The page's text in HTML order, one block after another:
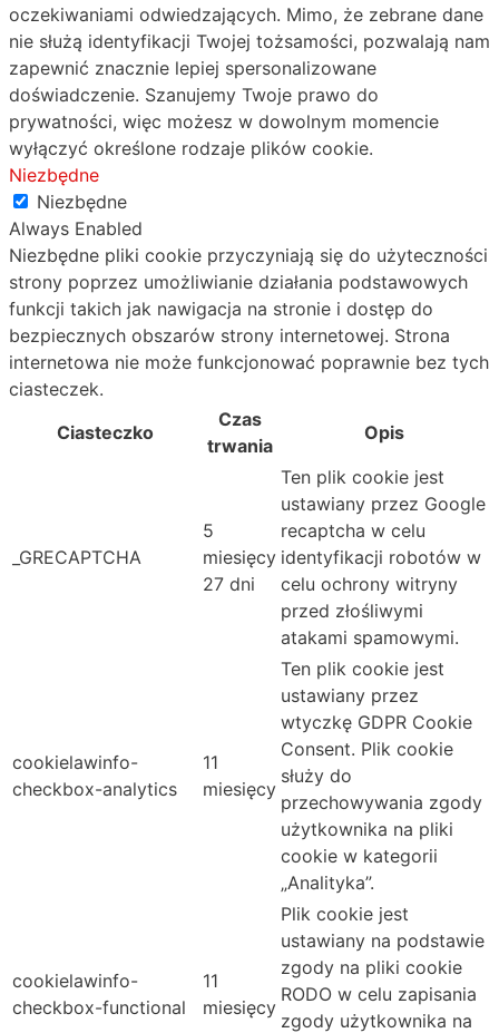
oczekiwaniami odwiedzających. Mimo, że zebrane dane
nie służą identyfikacji Twojej tożsamości, pozwalają nam
zapewnić znacznie lepiej spersonalizowane
doświadczenie. Szanujemy Twoje prawo do
prywatności, więc możesz w dowolnym momencie
wyłączyć określone rodzaje plików cookie.
Niezbędne
Niezbędne
Always Enabled
Niezbędne pliki cookie przyczyniają się do użyteczności
strony poprzez umożliwianie działania podstawowych
funkcji takich jak nawigacja na stronie i dostęp do
bezpiecznych obszarów strony internetowej. Strona
internetowa nie może funkcjonować poprawnie bez tych
ciasteczek.
Ciasteczko
Czas
trwania
Opis
_GRECAPTCHA
5
miesięcy
27 dni
Ten plik cookie jest
ustawiany przez Google
recaptcha w celu
identyfikacji robotów w
celu ochrony witryny
przed złośliwymi
atakami spamowymi.
cookielawinfo-
checkbox-analytics
11
miesięcy
Ten plik cookie jest
ustawiany przez
wtyczkę GDPR Cookie
Consent. Plik cookie
służy do
przechowywania zgody
użytkownika na pliki
cookie w kategorii
„Analityka”.
cookielawinfo-
checkbox-functional
11
miesięcy
Plik cookie jest
ustawiany na podstawie
zgody na pliki cookie
RODO w celu zapisania
zgody użytkownika na